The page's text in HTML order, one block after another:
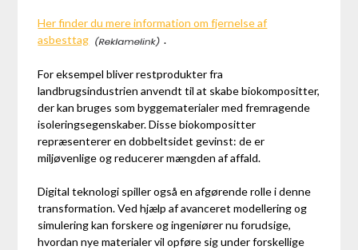
Her finder du mere information om fjernelse af
asbesttag
.
For eksempel bliver restprodukter fra
landbrugsindustrien anvendt til at skabe biokompositter,
der kan bruges som byggematerialer med fremragende
isoleringsegenskaber. Disse biokompositter
repræsenterer en dobbeltsidet gevinst: de er
miljøvenlige og reducerer mængden af affald.
Digital teknologi spiller også en afgørende rolle i denne
transformation. Ved hjælp af avanceret modellering og
simulering kan forskere og ingeniører nu forudsige,
hvordan nye materialer vil opføre sig under forskellige